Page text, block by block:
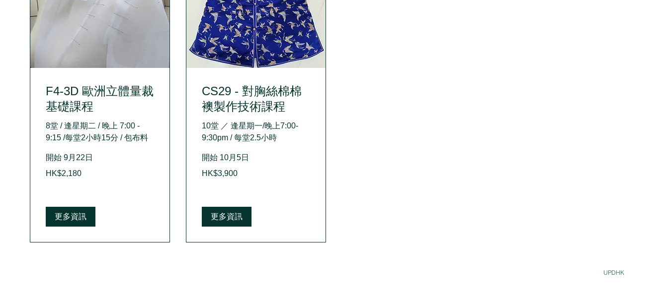
F4-3D 歐洲立體量裁
基礎課程
8堂 / 逢星期二 / 晚上 7:00 -
9:15 /每堂2小時15分 / 包布料
開始 9月22日
Hong
HK$2,180
更多資訊
CS29 - 對胸絲棉棉
襖製作技術課程
10堂 ／ 逢星期一/晚上7:00-
9:30pm / 每堂2.5小時
開始 10月5日
Hong
HK$3,900
更多資訊
UPDHK